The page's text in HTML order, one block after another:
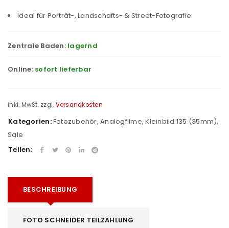
Ideal für Porträt-, Landschafts- & Street-Fotografie
Zentrale Baden: lagernd
Online: sofort lieferbar
inkl. MwSt. zzgl. Versandkosten
Kategorien:Fotozubehör, Analogfilme,Kleinbild 135 (35mm),
Sale
Teilen:
BESCHREIBUNG
FOTO SCHNEIDER TEILZAHLUNG